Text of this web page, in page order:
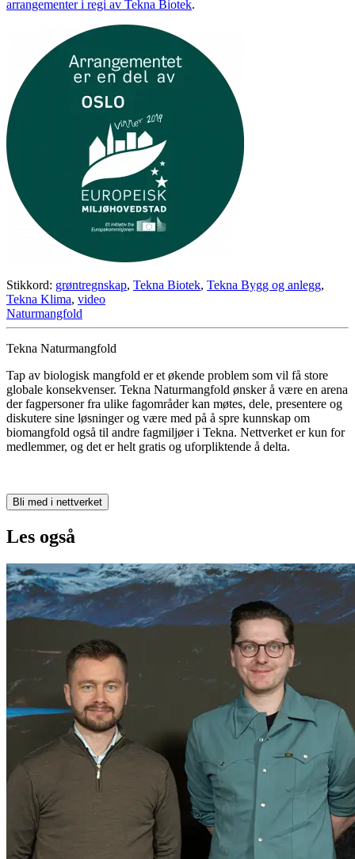
arrangementer i regi av Tekna Biotek.
Stikkord: grøntregnskap, Tekna Biotek, Tekna Bygg og anlegg,
Tekna Klima, video
Naturmangfold
Tekna Naturmangfold
Tap av biologisk mangfold er et økende problem som vil få store
globale konsekvenser. Tekna Naturmangfold ønsker å være en arena
der fagpersoner fra ulike fagområder kan møtes, dele, presentere og
diskutere sine løsninger og være med på å spre kunnskap om
biomangfold også til andre fagmiljøer i Tekna. Nettverket er kun for
medlemmer, og det er helt gratis og uforpliktende å delta.
Bli med i nettverket
Les også